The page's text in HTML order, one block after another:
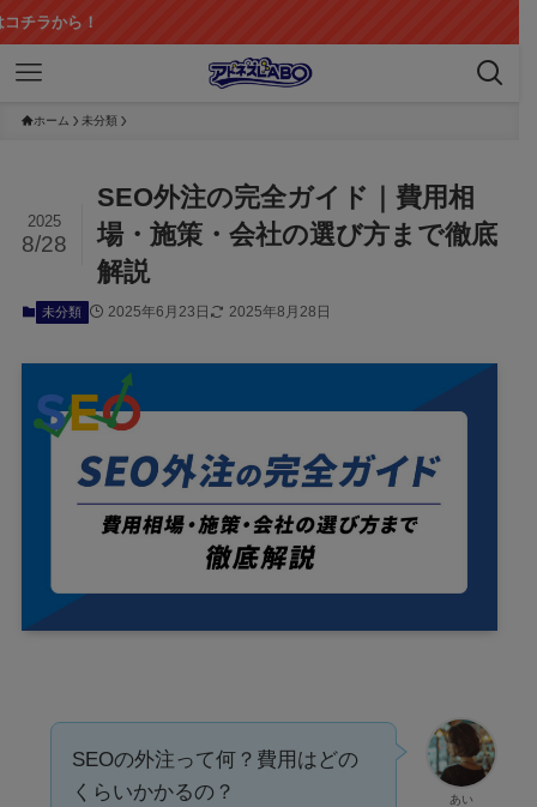
ホーム 未分類
SEO外注の完全ガイド｜費用相
場・施策・会社の選び方まで徹底
解説
2025
8/28
未分類 2025年6月23日 2025年8月28日
あい
SEOの外注って何？費用はどの
くらいかかるの？